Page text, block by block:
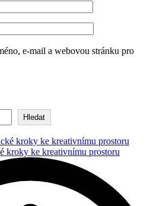
e-mail a webovou stránku pro
Hledat
kroky ke kreativnímu prostoru